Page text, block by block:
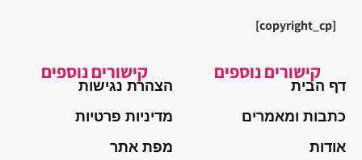
[copyright_cp]
קישורים נוספים
דף הבית
כתבות ומאמרים
אודות
קישורים נוספים
הצהרת נגישות
מדיניות פרטיות
מפת אתר